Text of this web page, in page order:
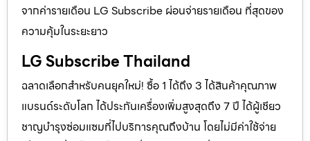
จากค่ารายเดือน LG Subscribe ผ่อนจ่ายรายเดือน ที่สุดของ
ความคุ้มในระยะยาว
LG Subscribe Thailand
ฉลาดเลือกสำหรับคนยุคใหม่! ซื้อ 1 ได้ถึง 3 ได้สินค้าคุณภาพ
แบรนด์ระดับโลก ได้ประกันเครื่องเพิ่มสูงสุดถึง 7 ปี ได้ผู้เชียว
ชาญบำรุงซ่อมแซมที่ไปบริการคุณถึงบ้าน โดยไม่มีค่าใช้จ่าย